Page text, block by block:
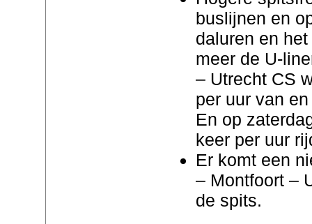
buslijnen en
daluren en
meer de U-
– Utrecht CS
per uur van
En op
keer per uur
Er komt een
– Montfoort –
de spits.